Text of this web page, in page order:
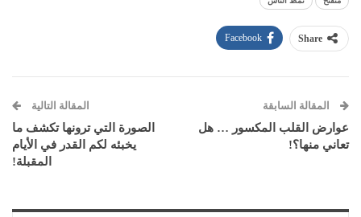
Share
Facebook
المقالة السابقة
عوارض القلب المكسور … هل
تعاني منها؟!
المقالة التالية
الصورة التي ترونها تكشف ما
يخبئه لكم القدر في الأيام
المقبلة!